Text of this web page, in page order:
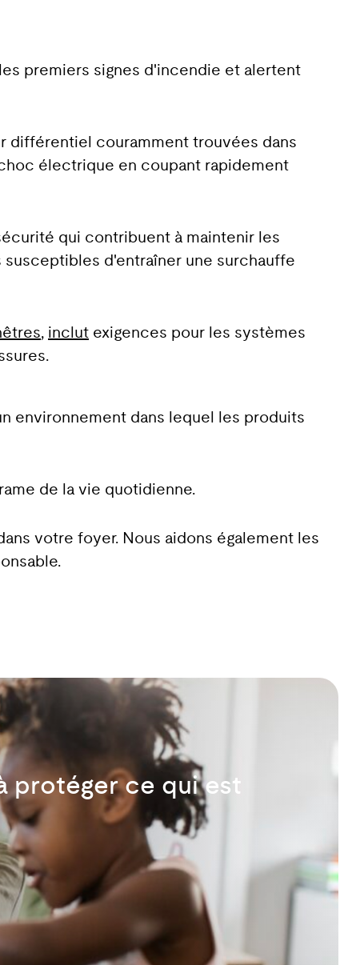
premiers signes d'incendie et alertent
différentiel couramment trouvées dans
électrique en coupant rapidement
qui contribuent à maintenir les
d'entraîner une surchauffe
, inclut exigences pour les systèmes
environnement dans lequel les produits
de la vie quotidienne.
votre foyer. Nous aidons également les
protéger ce qui est